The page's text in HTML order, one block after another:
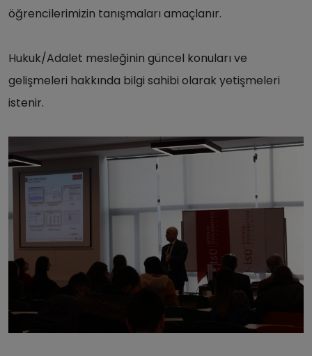
öğrencilerimizin tanışmaları amaçlanır.
Hukuk/Adalet mesleğinin güncel konuları ve
gelişmeleri hakkında bilgi sahibi olarak yetişmeleri
istenir.